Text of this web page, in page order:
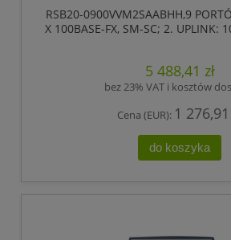
RSB20-0900VVM2SAABHH,9
X 100BASE-FX, SM-SC; 2. UPLINK:
5 488,41 zł
bez 23% VAT i kosztów
Cena (EUR): 1
do koszyka